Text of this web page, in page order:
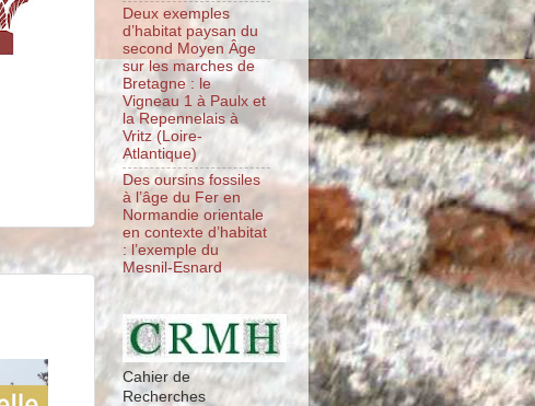
Deux exemples
d’habitat paysan du
second Moyen Âge
sur les marches de
Bretagne : le
Vigneau 1 à Paulx et
la Repennelais à
Vritz (Loire-
Atlantique)
Des oursins fossiles
à l’âge du Fer en
Normandie orientale
en contexte d’habitat
: l’exemple du
Mesnil-Esnard
Cahier de
Recherches